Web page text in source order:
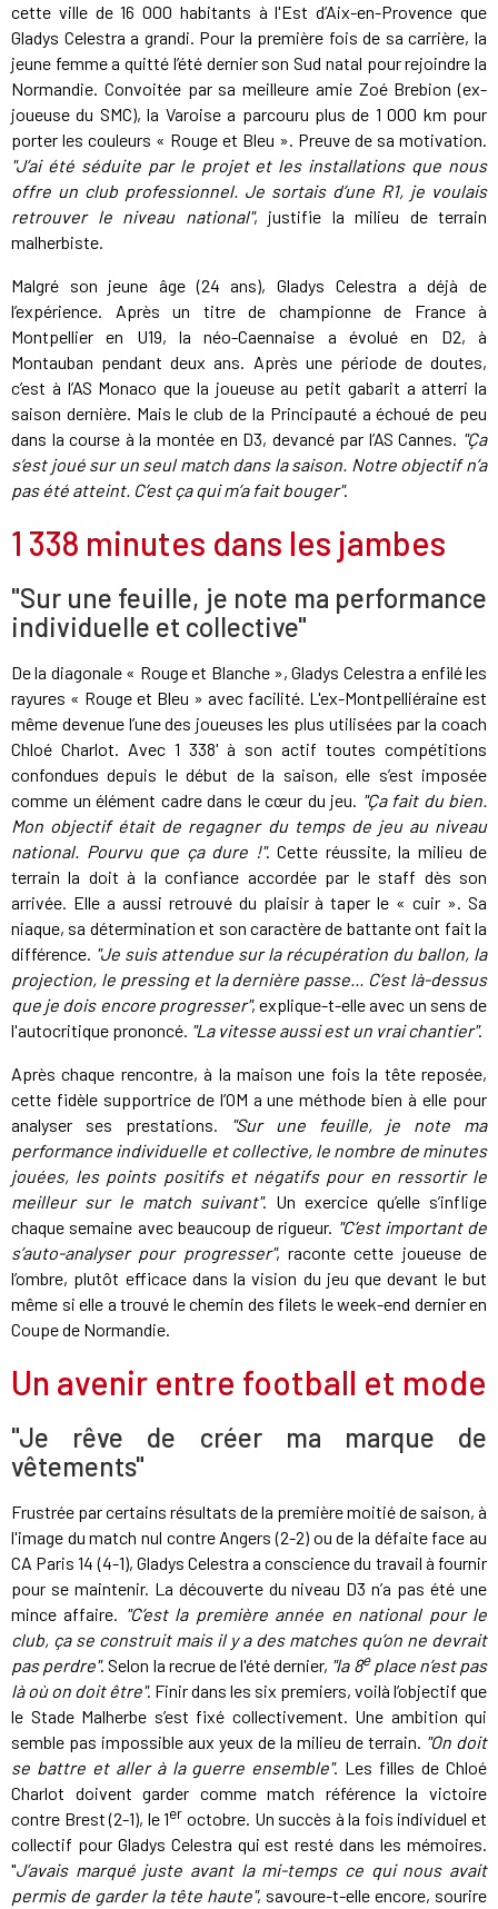
cette ville de 16 000 habitants à l'Est d’Aix-en-Provence que
Gladys Celestra a grandi. Pour la première fois de sa carrière, la
jeune femme a quitté l’été dernier son Sud natal pour rejoindre la
Normandie. Convoitée par sa meilleure amie Zoé Brebion (ex-
joueuse du SMC), la Varoise a parcouru plus de 1 000 km pour
porter les couleurs « Rouge et Bleu ». Preuve de sa motivation.
"J’ai été séduite par le projet et les installations que nous
offre un club professionnel. Je sortais d’une R1, je voulais
retrouver le niveau national", justifie la milieu de terrain
malherbiste.
Malgré son jeune âge (24 ans), Gladys Celestra a déjà de
l’expérience. Après un titre de championne de France à
Montpellier en U19, la néo-Caennaise a évolué en D2, à
Montauban pendant deux ans. Après une période de doutes,
c’est à l’AS Monaco que la joueuse au petit gabarit a atterri la
saison dernière. Mais le club de la Principauté a échoué de peu
dans la course à la montée en D3, devancé par l’AS Cannes. "Ça
s’est joué sur un seul match dans la saison. Notre objectif n’a
pas été atteint. C’est ça qui m’a fait bouger".
1 338 minutes dans les jambes
"Sur une feuille, je note ma performance
individuelle et collective"
De la diagonale « Rouge et Blanche », Gladys Celestra a enfilé les
rayures « Rouge et Bleu » avec facilité. L'ex-Montpelliéraine est
même devenue l’une des joueuses les plus utilisées par la coach
Chloé Charlot. Avec 1 338' à son actif toutes compétitions
confondues depuis le début de la saison, elle s’est imposée
comme un élément cadre dans le cœur du jeu. "Ça fait du bien.
Mon objectif était de regagner du temps de jeu au niveau
national. Pourvu que ça dure !". Cette réussite, la milieu de
terrain la doit à la confiance accordée par le staff dès son
arrivée. Elle a aussi retrouvé du plaisir à taper le « cuir ». Sa
niaque, sa détermination et son caractère de battante ont fait la
différence. "Je suis attendue sur la récupération du ballon, la
projection, le pressing et la dernière passe... C’est là-dessus
que je dois encore progresser", explique-t-elle avec un sens de
l'autocritique prononcé. "La vitesse aussi est un vrai chantier".
Après chaque rencontre, à la maison une fois la tête reposée,
cette fidèle supportrice de l’OM a une méthode bien à elle pour
analyser ses prestations.
"Sur une feuille, je note ma
performance individuelle et collective, le nombre de minutes
jouées, les points positifs et négatifs pour en ressortir le
meilleur sur le match suivant". Un exercice qu’elle s’inflige
chaque semaine avec beaucoup de rigueur. "C’est important de
s’auto-analyser pour progresser", raconte cette joueuse de
l’ombre, plutôt efficace dans la vision du jeu que devant le but
même si elle a trouvé le chemin des filets le week-end dernier en
Coupe de Normandie.
Un avenir entre football et mode
"Je rêve de créer ma marque de
vêtements"
Frustrée par certains résultats de la première moitié de saison, à
l'image du match nul contre Angers (2-2) ou de la défaite face au
CA Paris 14 (4-1), Gladys Celestra a conscience du travail à fournir
pour se maintenir. La découverte du niveau D3 n’a pas été une
mince affaire. "C’est la première année en national pour le
club, ça se construit mais il y a des matches qu’on ne devrait
pas perdre". Selon la recrue de l'été dernier, "la 8eplace n’est pas
là où on doit être". Finir dans les six premiers, voilà l’objectif que
le Stade Malherbe s’est fixé collectivement. Une ambition qui
semble pas impossible aux yeux de la milieu de terrain. "On doit
se battre et aller à la guerre ensemble". Les filles de Chloé
Charlot doivent garder comme match référence la victoire
contre Brest (2-1), le 1er octobre. Un succès à la fois individuel et
collectif pour Gladys Celestra qui est resté dans les mémoires.
"J’avais marqué juste avant la mi-temps ce qui nous avait
permis de garder la tête haute", savoure-t-elle encore, sourire